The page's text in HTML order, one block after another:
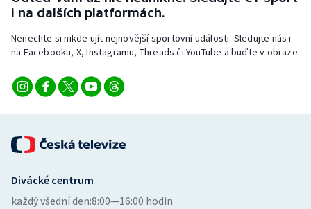
i na dalších platformách.
Nenechte si nikde ujít nejnovější sportovní události. Sledujte nás i
na Facebooku, X, Instagramu, Threads či YouTube a buďte v obraze.
Divácké centrum
každý všední den:8:00—16:00 hodin